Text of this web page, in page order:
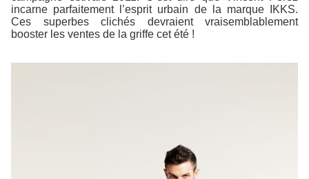
incarne parfaitement l’esprit urbain de la marque IKKS.
Ces superbes clichés devraient vraisemblablement
booster les ventes de la griffe cet été !